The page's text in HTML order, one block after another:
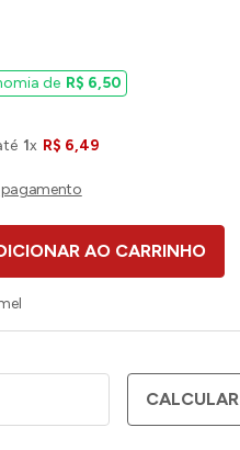
R$ 6,50
1x R$ 6,49
AO CARRINHO
CALCULAR